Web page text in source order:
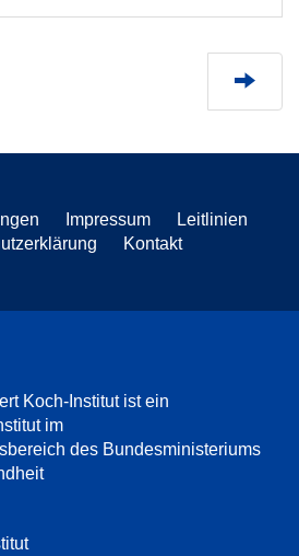
Impressum
Leitlinien
Kontakt
Koch-Institut ist ein
im
des Bundesministeriums